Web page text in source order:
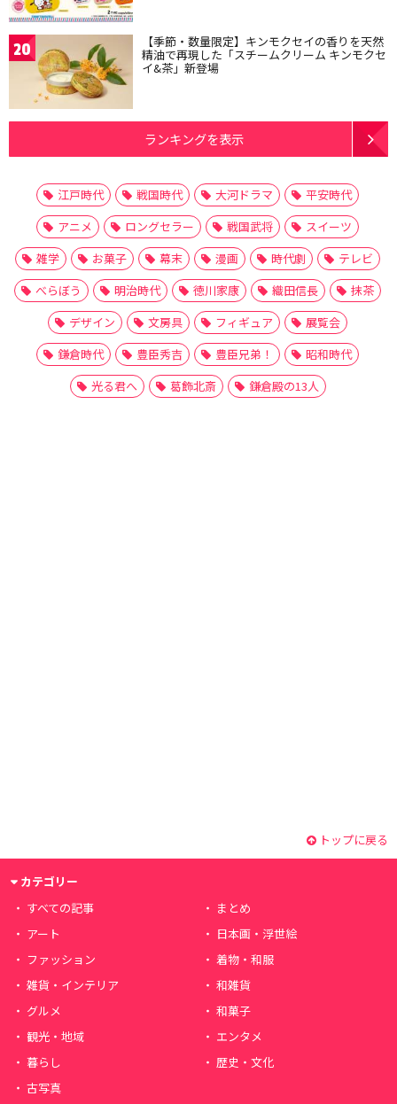
20 【季節・数量限定】キンモクセイの香りを天然
精油で再現した「スチームクリーム キンモクセ
イ&茶」新登場
ランキングを表示
江戸時代 戦国時代 大河ドラマ
平安時代
アニメ
ロングセラー 戦国武将
スイーツ
雑学
お菓子 幕末 漫画 時代劇
テレビ
べらぼう
明治時代 徳川家康 織田信長
抹茶
デザイン
文房具 フィギュア
展覧会
鎌倉時代
豊臣秀吉 豊臣兄弟！
昭和時代
光る君へ
葛飾北斎 鎌倉殿の13人
トップに戻る
カテゴリー
すべての記事
まとめ
アート
日本画・浮世絵
ファッション
着物・和服
雑貨・インテリア
和雑貨
グルメ
和菓子
観光・地域
エンタメ
暮らし
歴史・文化
古写真